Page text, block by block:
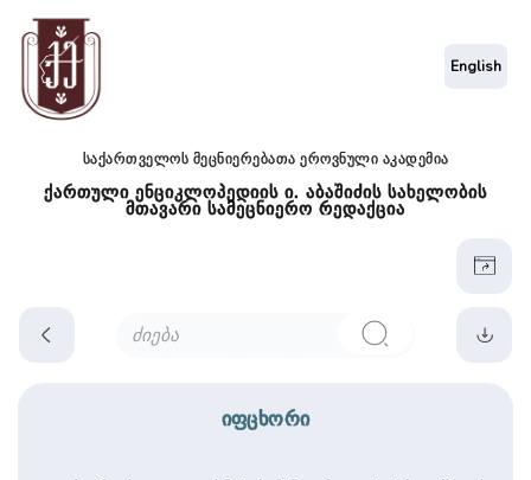
საქართველოს მეცნიერებათა ეროვნული აკადემია
ქართული ენციკლოპედიის ი. აბაშიძის სახელობის
მთავარი სამეცნიერო რედაქცია
English
იფცხორი